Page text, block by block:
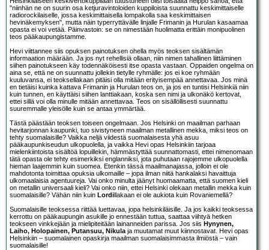
"niinhän ne on suurin osa ketjuravintoloiden kuppiloista suunnattu keskimittaiselle
radiorockilaiselle, jossa keskimittaisella lompakolla saa keskimittaisen
hevinäkemyksen", mutta näin typerryttävälle linjalle Frimanin ja Hurulan kasaamaa
opasta ei voi vetää. Päinvastoin: se on nimestään huolimatta erittäin monipuolinen
teos pääkaupungistamme.
Hevi viittannee siis opuksen painotuksen ohella myös teoksen sisältämän
informaation määrään. Ja jos nyt rehellisiä ollaan, niin nimen tahallinen liittäminen
siihen painotukseen käy todennäköisesti itse opasta vastaan. Oppaiden ongelma on
aina se, että ne on suunnattu jollekin tietylle ryhmälle: jos ei koe ryhmään
kuuluvansa, ei teoksellakaan pitäisi olla mitään erityisempää annettavaa. Jos minä
en tietäisi kuinka kattava Frimanin ja Hurulan teos on, ja jos en tuntisi Helsinkiä niin
kuin tunnen, en käyttäisi siihen lanttiakaan, koska sen nimi ja ulkonäkö kertovat,
ettei sillä voi olla minulle mitään annettavaa. Teos on sisällöllisesti suunnattu
suuremmalle yleisölle kuin se antaa ymmärtää.
Tästä päästään teoksen toiseen ongelmaan. Jos Helsinki on maailman parhaan
hevitarjonnan kaupunki, tuo sivistyneen maailman metallinen mekka, miksi teos on
tehty suomalaisille? Vaikka neljä viidestä suomalaisesta yhä asuu
pääkaupunkiseudun ulkopuolella, ja vaikka Hevi opas Helsinkiin tarjoaa
mielenkiintoista sisältöä lopuillekin, hämmästyttää suunnattomasti, ettei nimenomaan
tätä opasta ole tehty esimerkiksi englanniksi, jota puhutaan rajojemme ulkopuolella
hieman laajemmin kuin suomea. Etenkin tässä maailmanajassa, jolloin ei ole
mahdotonta toimittaa opuksia ulkomaille – jopa ilman niitä hankalaksi havaittuja
ulkomaalaisia agentuureja. Vai onko minulta jäänyt huomaamatta, että suomen kieli
on metallin universaali kieli? Vai onko niin, ettei Helsinki olekaan metallin mekka kuin
suomalaisille? Vähän niin kuin Lordi llakaan ei ole aukiota kuin Rovaniemellä?
Suomalaisille teoksessa riittää luettavaa, jopa helsinkiläisille. Ja jos kaikki teoksessa
kerrottu on pääkaupungin asukille jo ennestään tuttua, saattaa viihtyä hetken
teokseen vinkkejään ja mielipiteitään lainanneiden parissa. Jos siis Hynynen,
Laiho, Holopainen, Putansuu, Nikulaja muutamat muut kiinnostavat. Hevi opas
Helsinkiin – suomalainen opaskirja maailman suomalaisimmasta ilmiöstä – vain
suomalaisille!